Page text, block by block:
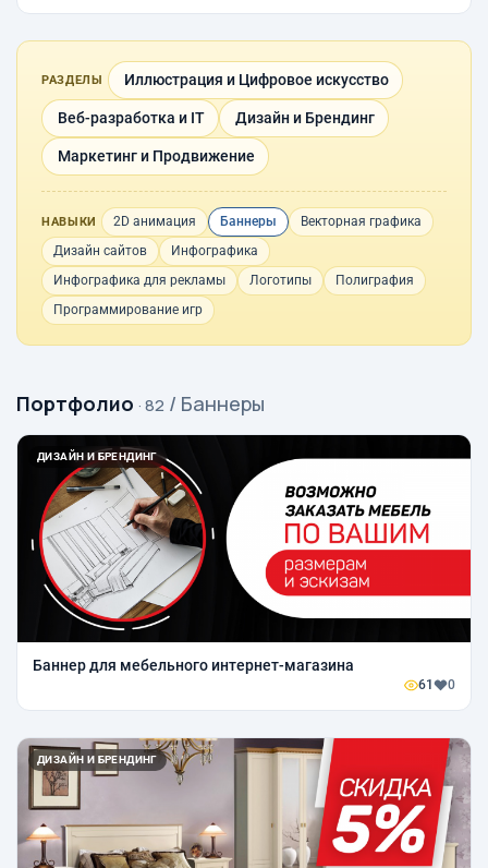
РАЗДЕЛЫ Иллюстрация и Цифровое искусство
Веб-разработка и IT Дизайн и Брендинг
Маркетинг и Продвижение
НАВЫКИ 2D анимация Баннеры
Векторная графика
Дизайн сайтов
Инфографика
Инфографика для рекламы
Логотипы
Полиграфия
Программирование игр
Портфолио · 82 / Баннеры
ДИЗАЙН И БРЕНДИНГ
Баннер для мебельного интернет-магазина
61 0
ДИЗАЙН И БРЕНДИНГ